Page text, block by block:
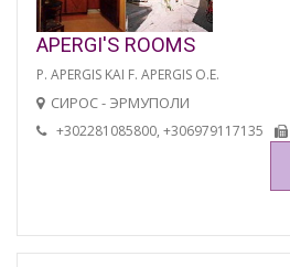
APERGI'S ROOMS
P. APERGIS KAI F. APERGIS O.E.
СИРОС - ЭРМУПОЛИ
+302281085800, +306979117135